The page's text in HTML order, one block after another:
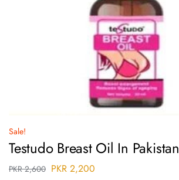
Sale!
Testudo Breast Oil In Pakistan
PKR2,600 PKR 2,200